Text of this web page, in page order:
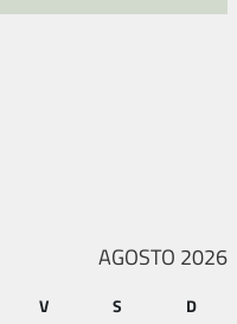
AGOSTO 2026
V S D